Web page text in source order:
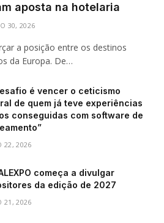
aposta na hotelaria
30, 2026
a posição entre os destinos
da Europa. De…
é vencer o ceticismo
de quem já teve experiências
conseguidas com software de
22, 2026
começa a divulgar
da edição de 2027
21, 2026